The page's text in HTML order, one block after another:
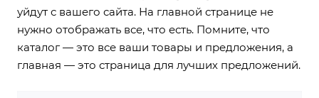
уйдут с вашего сайта. На главной странице не
нужно отображать все, что есть. Помните, что
каталог — это все ваши товары и предложения, а
главная — это страница для лучших предложений.